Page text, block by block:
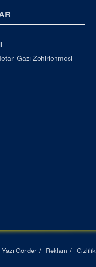
Gazı Zehirlenmesi
Yazı Gönder Reklam Gizlilik